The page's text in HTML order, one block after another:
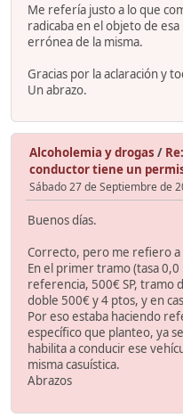
Me refería justo a lo que
radicaba en el objeto de
errónea de la misma.
Gracias por la aclaración y
Un abrazo.
Alcoholemia y drogas /
conductor tiene un
Sábado 27 de Septiembre de
Buenos días.
Correcto, pero me refiero a
En el primer tramo (tasa
referencia, 500€ SP, tramo
doble 500€ y 4 ptos, y en
Por eso estaba haciendo
específico que planteo, ya
habilita a conducir ese
misma casuística.
Abrazos